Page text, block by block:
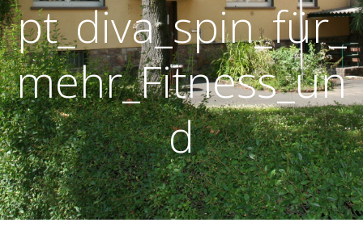
pt_diva_spin_für_
mehr_Fitness_un
d